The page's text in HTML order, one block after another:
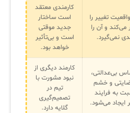
تغییر را
می‌کند و آن را
نمی‌گیرد.
کارمندی معتقد
است ساختار
جدید موقتی
است و بی‌تأثیر
خواهد بود.
بی‌عدالتی،
و خشم
به فرایند
ایجاد می‌شود.
کارمند دیگری از
نبود مشورت با
تیم در
تصمیم‌گیری
گلایه دارد.
و فاکتور